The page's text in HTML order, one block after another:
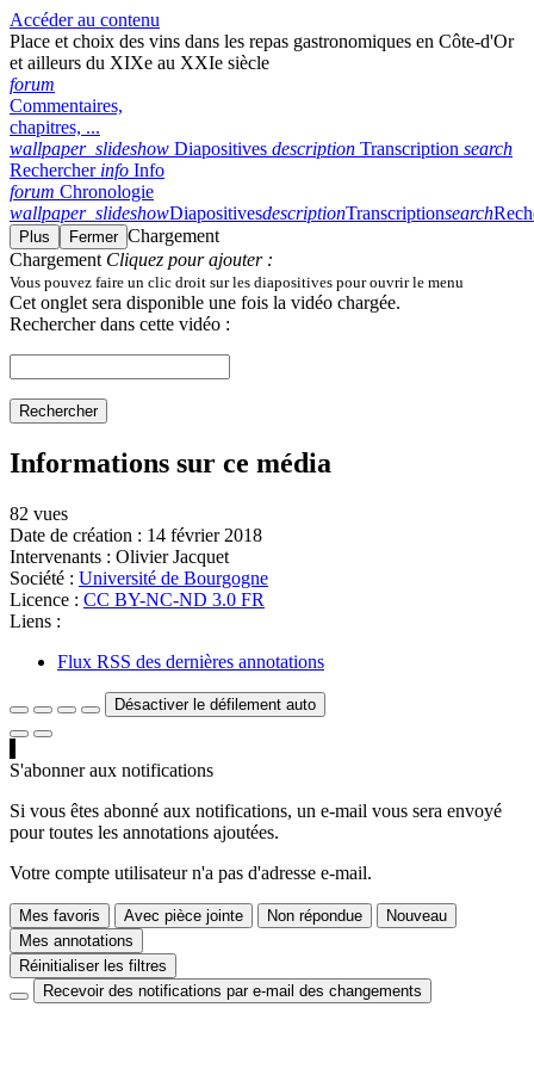
Accéder au contenu
Place et choix des vins dans les repas gastronomiques en Côte-d'Or
et ailleurs du XIXe au XXIe siècle
forum
Commentaires,
chapitres, ...
wallpaper_slideshow Diapositives description Transcription search
Rechercher info Info
forum Chronologie
wallpaper_slideshowDiapositivesdescriptionTranscriptionsearch
Plus Fermer Chargement
Chargement Cliquez pour ajouter :
Vous pouvez faire un clic droit sur les diapositives pour ouvrir le menu
Cet onglet sera disponible une fois la vidéo chargée.
Rechercher dans cette vidéo :
Rechercher
Informations sur ce média
82 vues
Date de création : 14 février 2018
Intervenants : Olivier Jacquet
Société : Université de Bourgogne
Licence : CC BY-NC-ND 3.0 FR
Liens :
Flux RSS des dernières annotations
Désactiver le défilement auto
S'abonner aux notifications
Si vous êtes abonné aux notifications, un e-mail vous sera envoyé
pour toutes les annotations ajoutées.
Votre compte utilisateur n'a pas d'adresse e-mail.
Mes favoris Avec pièce jointe Non répondue
Nouveau
Mes annotations
Réinitialiser les filtres
Recevoir des notifications par e-mail des changements